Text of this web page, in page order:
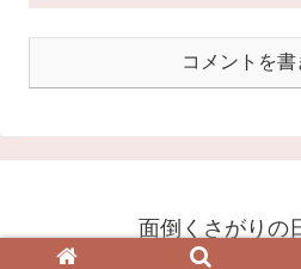
コメントを書
面倒くさがりの
© 2020 面倒くさがり